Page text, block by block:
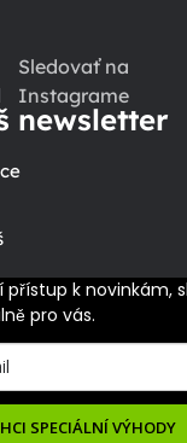
Sledovať na
Instagrame
newsletter
přístup k novinkám,
pro vás.
SPECIÁLNÍ VÝHODY